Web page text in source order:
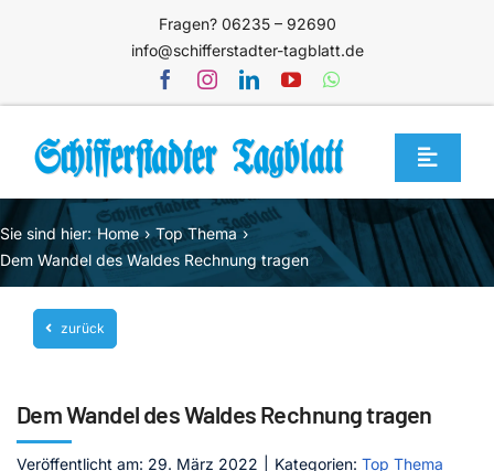
Fragen? 06235 – 92690
info@schifferstadter-tagblatt.de
Toggle
Home
Themen
Blog
Unternehmen
Mediathek
Sie sind hier: Home
Top Thema
Dem Wandel des Waldes Rechnung tragen
zurück
Dem Wandel des Waldes Rechnung tragen
Veröffentlicht am: 29. März 2022 Kategorien: Top Thema